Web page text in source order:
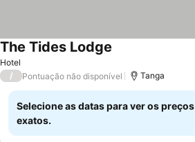
Hotel
The Tides Lodge
/ Pontuação não disponível Tanga
Selecione as datas para ver os preços
exatos.